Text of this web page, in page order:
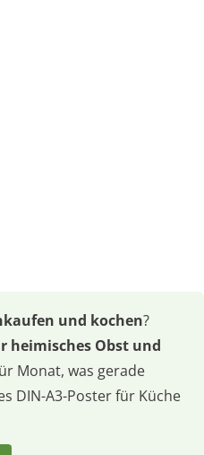
und kochen?
heimisches Obst und
Monat, was gerade
DIN-A3-Poster für Küche